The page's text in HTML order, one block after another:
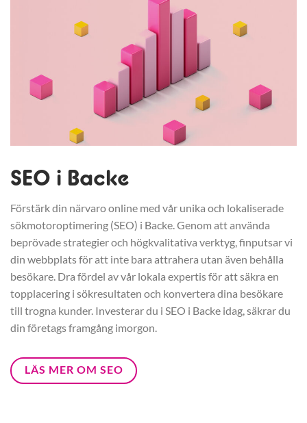
SEO i Backe
Förstärk din närvaro online med vår unika och lokaliserade
sökmotoroptimering (SEO) i Backe. Genom att använda
beprövade strategier och högkvalitativa verktyg, finputsar vi
din webbplats för att inte bara attrahera utan även behålla
besökare. Dra fördel av vår lokala expertis för att säkra en
topplacering i sökresultaten och konvertera dina besökare
till trogna kunder. Investerar du i SEO i Backe idag, säkrar du
din företags framgång imorgon.
LÄS MER OM SEO